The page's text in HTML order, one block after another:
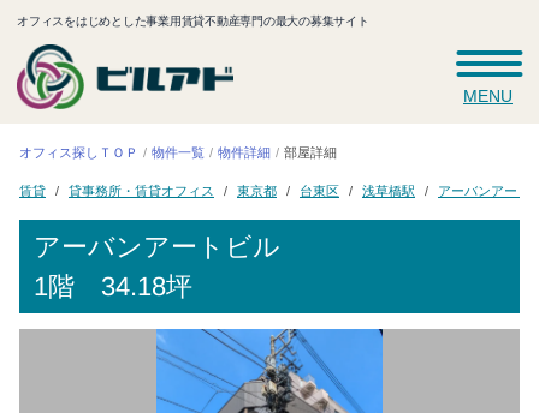
オフィスをはじめとした事業用賃貸不動産専門の最大の募集サイト
MENU
オフィス探しＴＯＰ 物件一覧 物件詳細 部屋詳細
賃貸 貸事務所・賃貸オフィス 東京都 台東区 浅草橋駅 アーバンアート
アーバンアートビル
1階 34.18坪